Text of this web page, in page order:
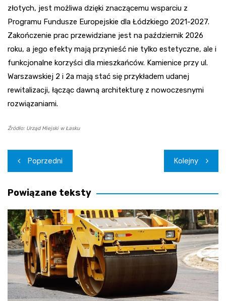
złotych, jest możliwa dzięki znaczącemu wsparciu z
Programu Fundusze Europejskie dla Łódzkiego 2021-2027.
Zakończenie prac przewidziane jest na październik 2026
roku, a jego efekty mają przynieść nie tylko estetyczne, ale i
funkcjonalne korzyści dla mieszkańców. Kamienice przy ul.
Warszawskiej 2 i 2a mają stać się przykładem udanej
rewitalizacji, łącząc dawną architekturę z nowoczesnymi
rozwiązaniami.
Źródło: Urząd Miejski w Łasku
Nawigacja
wpisu
Poprzedni Kolejny
Powiązane teksty